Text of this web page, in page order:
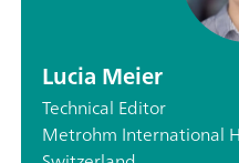
Lucia Meier
Technical Editor
Metrohm International